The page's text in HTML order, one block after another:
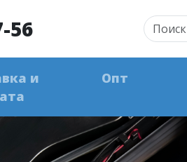
56
и
Опт